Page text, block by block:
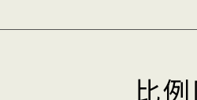
比